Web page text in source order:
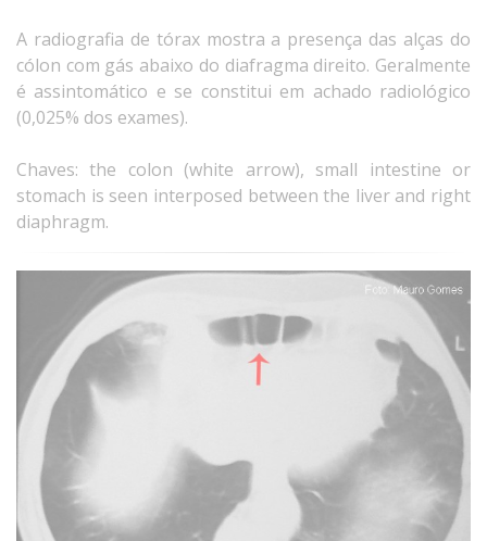
A radiografia de tórax mostra a presença das alças do
cólon com gás abaixo do diafragma direito. Geralmente
é assintomático e se constitui em achado radiológico
(0,025% dos exames).
Chaves: the colon (white arrow), small intestine or
stomach is seen interposed between the liver and right
diaphragm.